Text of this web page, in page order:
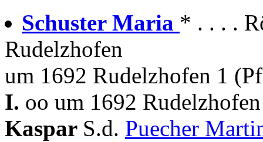
Schuster Maria * . . . .
Rudelzhofen
um 1692 Rudelzhofen 1
I. oo um 1692
Kaspar S.d. Puecher